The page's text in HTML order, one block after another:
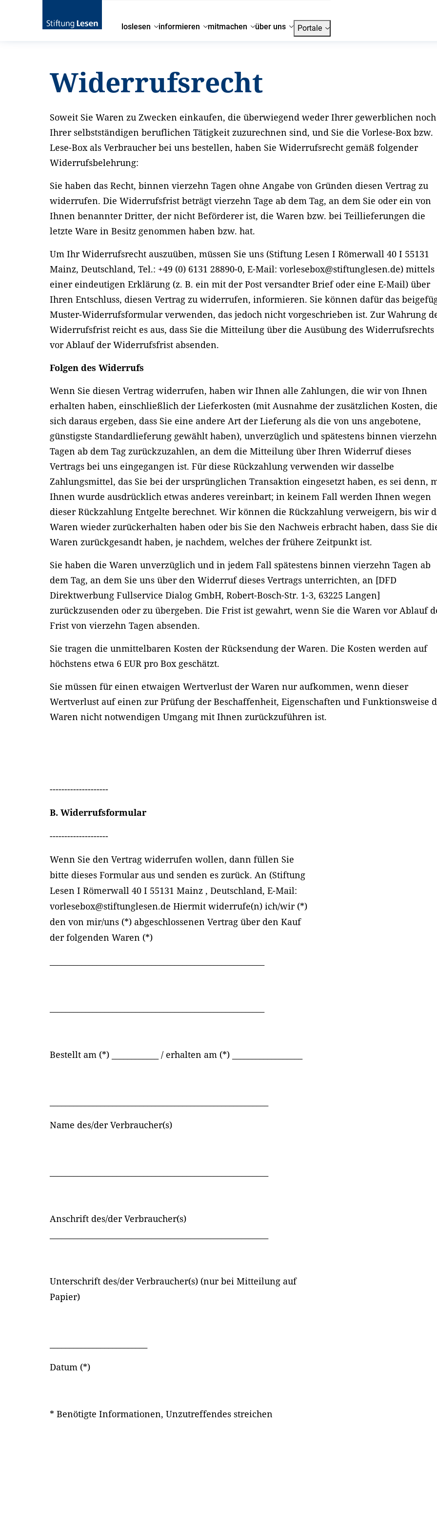
loslesen informieren mitmachen über uns Portale
Widerrufsrecht
Soweit Sie Waren zu Zwecken einkaufen, die überwiegend weder Ihrer gewerblichen noch
Ihrer selbstständigen beruflichen Tätigkeit zuzurechnen sind, und Sie die Vorlese-Box bzw.
Lese-Box als Verbraucher bei uns bestellen, haben Sie Widerrufsrecht gemäß folgender
Widerrufsbelehrung:
Sie haben das Recht, binnen vierzehn Tagen ohne Angabe von Gründen diesen Vertrag zu
widerrufen. Die Widerrufsfrist beträgt vierzehn Tage ab dem Tag, an dem Sie oder ein von
Ihnen benannter Dritter, der nicht Beförderer ist, die Waren bzw. bei Teillieferungen die
letzte Ware in Besitz genommen haben bzw. hat.
Um Ihr Widerrufsrecht auszuüben, müssen Sie uns (Stiftung Lesen I Römerwall 40 I 55131
Mainz, Deutschland, Tel.: +49 (0) 6131 28890-0, E-Mail: vorlesebox@stiftunglesen.de) mittels
einer eindeutigen Erklärung (z. B. ein mit der Post versandter Brief oder eine E-Mail) über
Ihren Entschluss, diesen Vertrag zu widerrufen, informieren. Sie können dafür das
Muster-Widerrufsformular verwenden, das jedoch nicht vorgeschrieben ist. Zur Wahrung
Widerrufsfrist reicht es aus, dass Sie die Mitteilung über die Ausübung des Widerrufsrechts
vor Ablauf der Widerrufsfrist absenden.
Folgen des Widerrufs
Wenn Sie diesen Vertrag widerrufen, haben wir Ihnen alle Zahlungen, die wir von Ihnen
erhalten haben, einschließlich der Lieferkosten (mit Ausnahme der zusätzlichen Kosten,
sich daraus ergeben, dass Sie eine andere Art der Lieferung als die von uns angebotene,
günstigste Standardlieferung gewählt haben), unverzüglich und spätestens binnen vierzehn
Tagen ab dem Tag zurückzuzahlen, an dem die Mitteilung über Ihren Widerruf dieses
Vertrags bei uns eingegangen ist. Für diese Rückzahlung verwenden wir dasselbe
Zahlungsmittel, das Sie bei der ursprünglichen Transaktion eingesetzt haben, es sei denn,
Ihnen wurde ausdrücklich etwas anderes vereinbart; in keinem Fall werden Ihnen wegen
dieser Rückzahlung Entgelte berechnet. Wir können die Rückzahlung verweigern, bis wir
Waren wieder zurückerhalten haben oder bis Sie den Nachweis erbracht haben, dass Sie
Waren zurückgesandt haben, je nachdem, welches der frühere Zeitpunkt ist.
Sie haben die Waren unverzüglich und in jedem Fall spätestens binnen vierzehn Tagen ab
dem Tag, an dem Sie uns über den Widerruf dieses Vertrags unterrichten, an [DFD
Direktwerbung Fullservice Dialog GmbH, Robert-Bosch-Str. 1-3, 63225 Langen]
zurückzusenden oder zu übergeben. Die Frist ist gewahrt, wenn Sie die Waren vor Ablauf
Frist von vierzehn Tagen absenden.
Sie tragen die unmittelbaren Kosten der Rücksendung der Waren. Die Kosten werden auf
höchstens etwa 6 EUR pro Box geschätzt.
Sie müssen für einen etwaigen Wertverlust der Waren nur aufkommen, wenn dieser
Wertverlust auf einen zur Prüfung der Beschaffenheit, Eigenschaften und Funktionsweise
Waren nicht notwendigen Umgang mit Ihnen zurückzuführen ist.
--------------------
B. Widerrufsformular
--------------------
Wenn Sie den Vertrag widerrufen wollen, dann füllen Sie
bitte dieses Formular aus und senden es zurück. An (Stiftung
Lesen I Römerwall 40 I 55131 Mainz , Deutschland, E-Mail:
vorlesebox@stiftunglesen.de Hiermit widerrufe(n) ich/wir (*)
den von mir/uns (*) abgeschlossenen Vertrag über den Kauf
der folgenden Waren (*)
Bestellt am (*) ____________ / erhalten am (*) __________________
Name des/der Verbraucher(s)
Anschrift des/der Verbraucher(s)
Unterschrift des/der Verbraucher(s) (nur bei Mitteilung auf
Papier)
Datum (*)
* Benötigte Informationen, Unzutreffendes streichen